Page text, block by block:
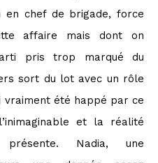
en chef de brigade, force
affaire mais dont on
pris trop marqué du
sort du lot avec un rôle
vraiment été happé par ce
et la réalité
présente. Nadia, une